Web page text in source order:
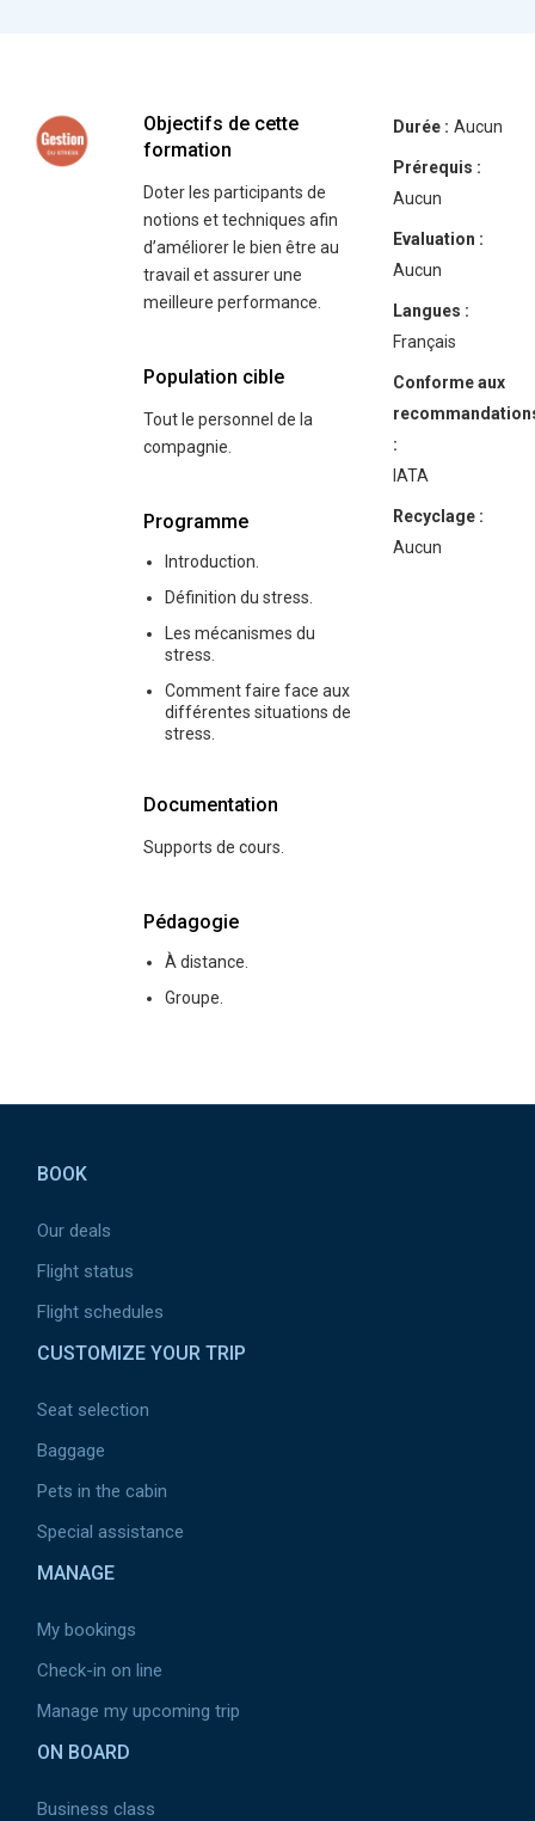
Objectifs de cette
formation
Doter les participants de
notions et techniques afin
d’améliorer le bien être au
travail et assurer une
meilleure performance.
Population cible
Tout le personnel de la
compagnie.
Programme
Introduction.
Définition du stress.
Les mécanismes du
stress.
Comment faire face aux
différentes situations de
stress.
Documentation
Supports de cours.
Pédagogie
À distance.
Groupe.
Durée : Aucun
Prérequis :
Aucun
Evaluation :
Aucun
Langues :
Français
Conforme aux
:
IATA
Recyclage :
Aucun
BOOK
Our deals
Flight status
Flight schedules
CUSTOMIZE YOUR TRIP
Seat selection
Baggage
Pets in the cabin
Special assistance
MANAGE
My bookings
Check-in on line
Manage my upcoming trip
ON BOARD
Business class